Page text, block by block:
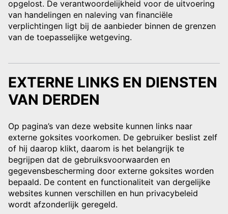
opgelost. De verantwoordelijkheid voor de uitvoering
van handelingen en naleving van financiële
verplichtingen ligt bij de aanbieder binnen de grenzen
van de toepasselijke wetgeving.
EXTERNE LINKS EN DIENSTEN
VAN DERDEN
Op pagina’s van deze website kunnen links naar
externe goksites voorkomen. De gebruiker beslist zelf
of hij daarop klikt, daarom is het belangrijk te
begrijpen dat de gebruiksvoorwaarden en
gegevensbescherming door externe goksites worden
bepaald. De content en functionaliteit van dergelijke
websites kunnen verschillen en hun privacybeleid
wordt afzonderlijk geregeld.